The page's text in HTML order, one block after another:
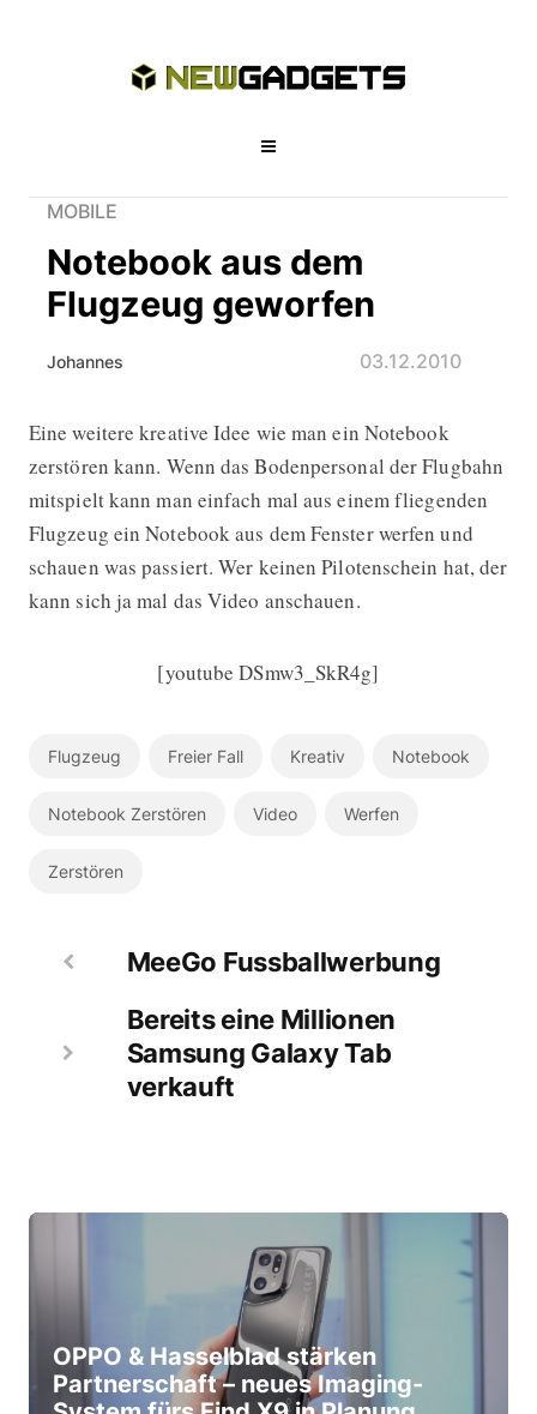
MOBILE
Notebook aus dem
Flugzeug geworfen
Johannes 03.12.2010
Notebook aus dem Flugzeug
Eine weitere kreative Idee wie man ein Notebook
zerstören kann. Wenn das Bodenpersonal der Flugbahn
mitspielt kann man einfach mal aus einem fliegenden
Flugzeug ein Notebook aus dem Fenster werfen und
schauen was passiert. Wer keinen Pilotenschein hat, der
kann sich ja mal das Video anschauen.
[youtube DSmw3_SkR4g]
Flugzeug Freier Fall Kreativ Notebook
Notebook Zerstören Video Werfen
Zerstören
MeeGo Fussballwerbung
Bereits eine Millionen
Samsung Galaxy Tab
verkauft
OPPO & Hasselblad stärken
Partnerschaft – neues Imaging-